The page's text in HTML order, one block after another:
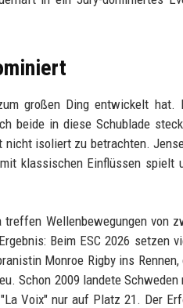
großen Ding entwickelt hat.
beide in diese Schublade
nicht isoliert zu betrachten.
klassischen Einflüssen spielt
treffen Wellenbewegungen von
Beim ESC 2026 setzen
Monroe Rigby ins Rennen,
Schon 2009 landete Schweden
Voix" nur auf Platz 21. Der